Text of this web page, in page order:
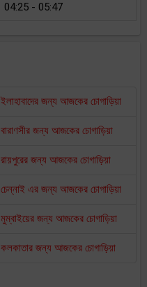
04:25 - 05:47
ইলাহাবাদের জন্য আজকের চোগাড়িয়া
বারাণসীর জন্য আজকের চোগাড়িয়া
রায়পুরের জন্য আজকের চোগাড়িয়া
চেন্নাই এর জন্য আজকের চোগাড়িয়া
মুম্বাইয়ের জন্য আজকের চোগাড়িয়া
কলকাতার জন্য আজকের চোগাড়িয়া